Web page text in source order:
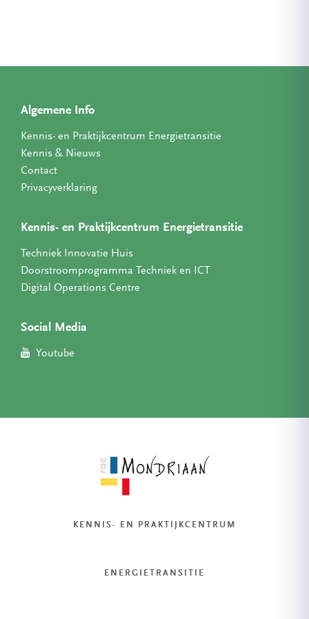
Algemene Info
Kennis- en Praktijkcentrum Energietransitie
Kennis & Nieuws
Contact
Privacyverklaring
Kennis- en Praktijkcentrum Energietransitie
Techniek Innovatie Huis
Doorstroomprogramma Techniek en ICT
Digital Operations Centre
Social Media
Youtube
KENNIS- EN PRAKTIJKCENTRUM
ENERGIETRANSITIE